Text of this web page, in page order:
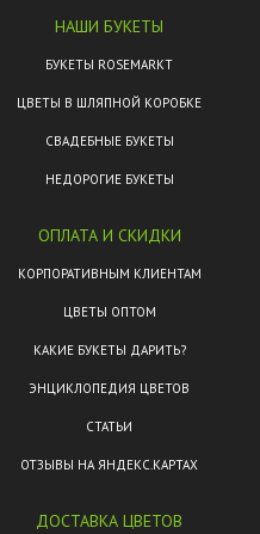
НАШИ БУКЕТЫ
БУКЕТЫ ROSEMARKT
ЦВЕТЫ В ШЛЯПНОЙ КОРОБКЕ
СВАДЕБНЫЕ БУКЕТЫ
НЕДОРОГИЕ БУКЕТЫ
ОПЛАТА И СКИДКИ
КОРПОРАТИВНЫМ КЛИЕНТАМ
ЦВЕТЫ ОПТОМ
КАКИЕ БУКЕТЫ ДАРИТЬ?
ЭНЦИКЛОПЕДИЯ ЦВЕТОВ
СТАТЬИ
ОТЗЫВЫ НА ЯНДЕКС.КАРТАХ
ДОСТАВКА ЦВЕТОВ